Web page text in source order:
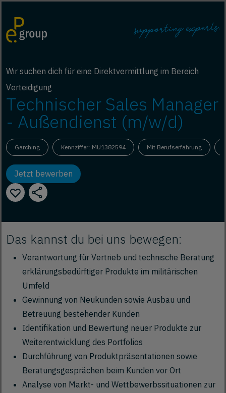
Wir suchen dich für eine Direktvermittlung im Bereich
Verteidigung
Technischer Sales Manager
- Außendienst (m/w/d)
Garching Kennziffer: MU1382594 Mit Berufserfahrung
Jetzt bewerben
Das kannst du bei uns bewegen:
Verantwortung für Vertrieb und technische Beratung
erklärungsbedürftiger Produkte im militärischen
Umfeld
Gewinnung von Neukunden sowie Ausbau und
Betreuung bestehender Kunden
Identifikation und Bewertung neuer Produkte zur
Weiterentwicklung des Portfolios
Durchführung von Produktpräsentationen sowie
Beratungsgesprächen beim Kunden vor Ort
Analyse von Markt- und Wettbewerbssituationen zur